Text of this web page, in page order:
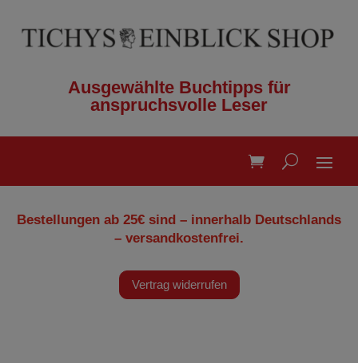
Ausgewählte Buchtipps für
anspruchsvolle Leser
Bestellungen ab 25€ sind – innerhalb Deutschlands
– versandkostenfrei.
Vertrag widerrufen